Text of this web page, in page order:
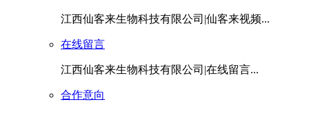
江西仙客来生物科技有限公司|仙客来视频...
在线留言
江西仙客来生物科技有限公司|在线留言...
合作意向